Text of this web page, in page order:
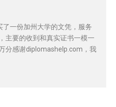
一份加州大学的文凭，服务
主要的收到和真实证书一模一
分感谢diplomashelp.com，我